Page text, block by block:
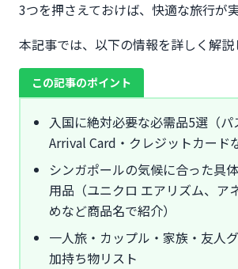
3つを押さえておけば、快適な旅行が
本記事では、以下の情報を詳しく解説
この記事のポイント
入国に絶対必要な必需品5選（パ
Arrival Card・クレジットカード
シンガポールの気候に合った具
用品（ユニクロ エアリズム、ア
めなど商品名で紹介）
一人旅・カップル・家族・友人
加持ち物リスト